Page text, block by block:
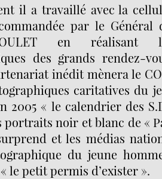
il a travaillé avec la
par le Général
en réalisant
des grands rendez-
inédit mènera le
caritatives du
2005 « le calendrier des
noir et blanc de «
et les médias
du jeune
le petit permis d’exister ».